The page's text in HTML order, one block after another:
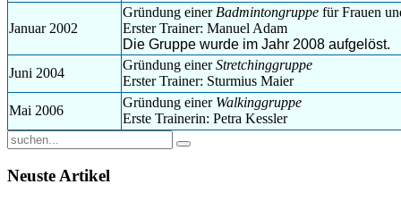
Januar 2002
Gründung einer Badmintongruppe für Frauen
Erster Trainer: Manuel Adam
Die Gruppe wurde im Jahr 2008 aufgelöst.
Juni 2004
Gründung einerStretchinggruppe
Erster Trainer: Sturmius Maier
Mai 2006
Gründung einer Walkinggruppe
Erste Trainerin: Petra Kessler
Neuste Artikel